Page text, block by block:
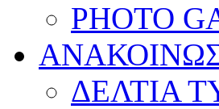
PHOTO
ΔΕΛΤΙΑ